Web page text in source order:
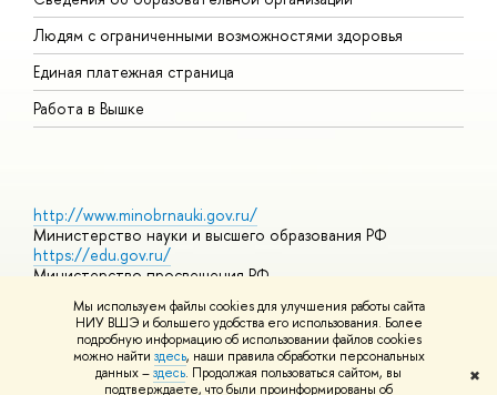
Мы используем файлы cookies для улучшения работы сайта
НИУ ВШЭ и большего удобства его использования. Более
подробную информацию об использовании файлов cookies
можно найти здесь, наши правила обработки персональных
данных –здесь. Продолжая пользоваться сайтом, вы
подтверждаете, что были проинформированы об
✖
Людям с ограниченными возможностями здоровья
Единая платежная страница
Работа в Вышке
http://www.minobrnauki.gov.ru/
Министерство науки и высшего образования РФ
https://edu.gov.ru/
Министерство просвещения РФ
https://elearning.hse.ru/mooc
Массовые открытые онлайн-курсы
© НИУ ВШЭ 1993–2026 Адреса и контактыУсловия